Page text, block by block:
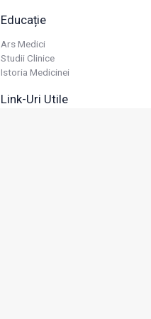
Educație
Ars Medici
Studii Clinice
Istoria Medicinei
Link-Uri Utile